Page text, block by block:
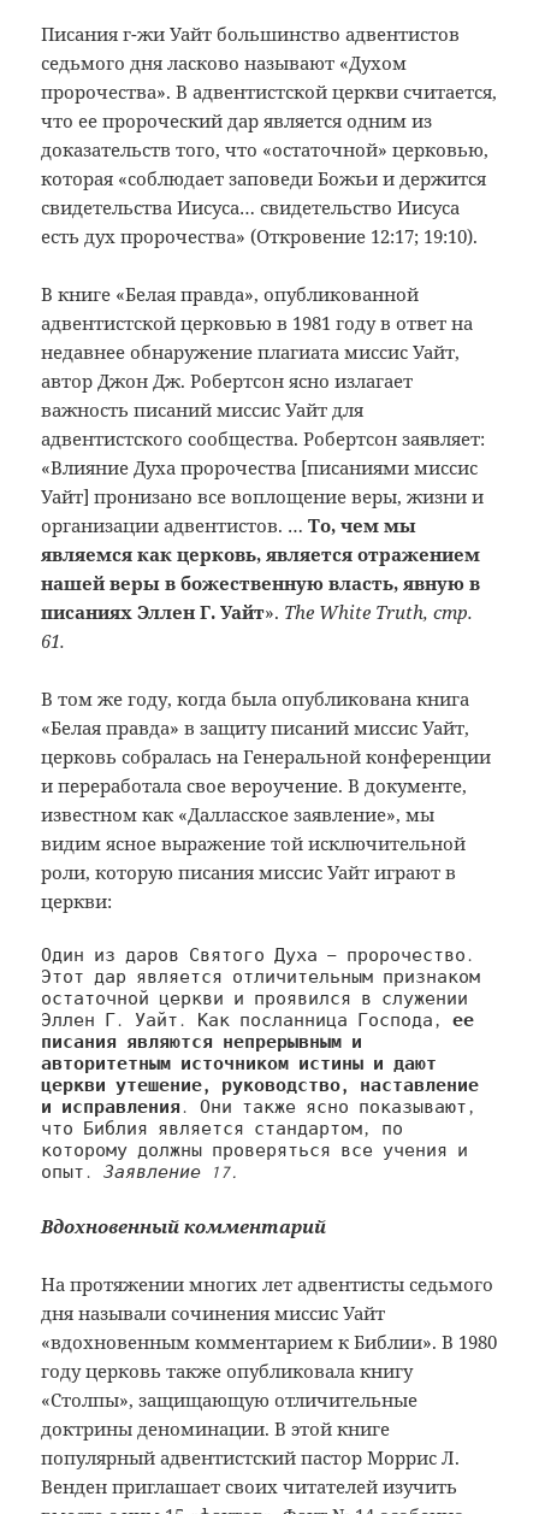
Писания г-жи Уайт большинство адвентистов
седьмого дня ласково называют «Духом
пророчества». В адвентистской церкви считается,
что ее пророческий дар является одним из
доказательств того, что «остаточной» церковью,
которая «соблюдает заповеди Божьи и держится
свидетельства Иисуса… свидетельство Иисуса
есть дух пророчества» (Откровение 12:17; 19:10).
В книге «Белая правда», опубликованной
адвентистской церковью в 1981 году в ответ на
недавнее обнаружение плагиата миссис Уайт,
автор Джон Дж. Робертсон ясно излагает
важность писаний миссис Уайт для
адвентистского сообщества. Робертсон заявляет:
«Влияние Духа пророчества [писаниями миссис
Уайт] пронизано все воплощение веры, жизни и
организации адвентистов. …То, чем мы
являемся как церковь, является отражением
нашей веры в божественную власть, явную в
писаниях Эллен Г. Уайт». The White Truth, стр.
61.
В том же году, когда была опубликована книга
«Белая правда» в защиту писаний миссис Уайт,
церковь собралась на Генеральной конференции
и переработала свое вероучение. В документе,
известном как «Далласское заявление», мы
видим ясное выражение той исключительной
роли, которую писания миссис Уайт играют в
церкви:
Один из даров Святого Духа — пророчество.
Этот дар является отличительным признаком
остаточной церкви и проявился в служении
Эллен Г. Уайт. Как посланница Господа, ее
писания являются непрерывным и
авторитетным источником истины и дают
церкви утешение, руководство, наставление
и исправления . Они также ясно показывают,
что Библия является стандартом, по
которому должны проверяться все учения и
опыт. Заявление 17.
Вдохновенный комментарий
На протяжении многих лет адвентисты седьмого
дня называли сочинения миссис Уайт
«вдохновенным комментарием к Библии». В 1980
году церковь также опубликовала книгу
«Столпы», защищающую отличительные
доктрины деноминации. В этой книге
популярный адвентистский пастор Моррис Л.
Венден приглашает своих читателей изучить